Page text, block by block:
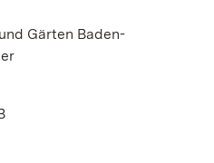
Gärten Baden-